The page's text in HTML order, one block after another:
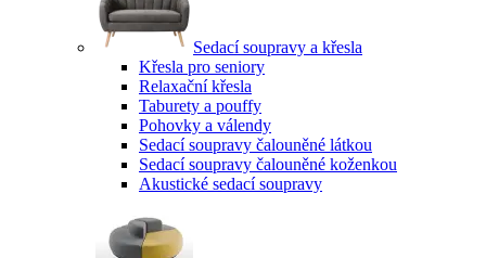
Sedací soupravy a křesla
Křesla pro seniory
Relaxační křesla
Taburety a pouffy
Pohovky a válendy
Sedací soupravy čalouněné látkou
Sedací soupravy čalouněné koženkou
Akustické sedací soupravy